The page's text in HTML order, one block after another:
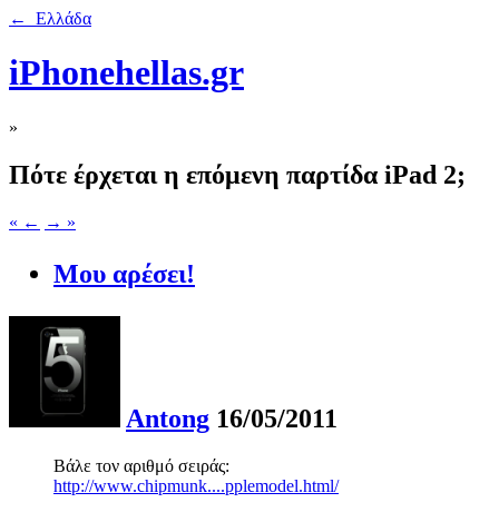
← Ελλάδα
iPhonehellas.gr
»
Πότε έρχεται η επόμενη παρτίδα iPad 2;
« ← → »
Μου αρέσει!
Antong 16/05/2011
Bάλε τον αριθμό σειράς:
http://www.chipmunk....pplemodel.html/